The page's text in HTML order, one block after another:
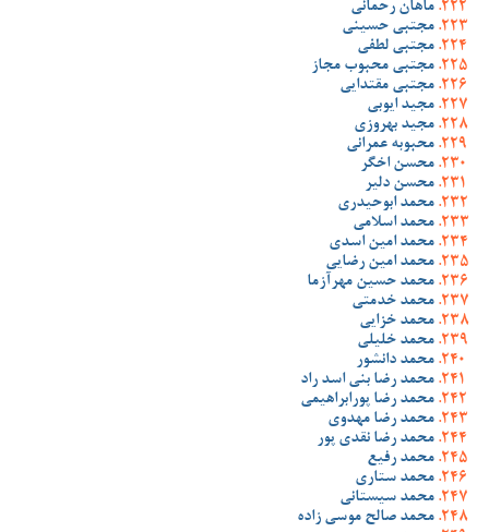
ماهان رحمانی
مجتبی حسینی
مجتبی لطفی
مجتبی محبوب مجاز
مجتبی مقتدایی
مجید ایوبی
مجید بهروزی
محبوبه عمرانی
محسن اخگر
محسن دلیر
محمد ابوحیدری
محمد اسلامی
محمد امین اسدی
محمد امین رضایی
محمد حسین مهرآزما
محمد خدمتی
محمد خزایی
محمد خلیلی
محمد دانشور
محمد رضا بنی اسد راد
محمد رضا پورابراهیمی
محمد رضا مهدوی
محمد رضا نقدی پور
محمد رفیع
محمد ستاری
محمد سیستانی
محمد صالح موسی زاده